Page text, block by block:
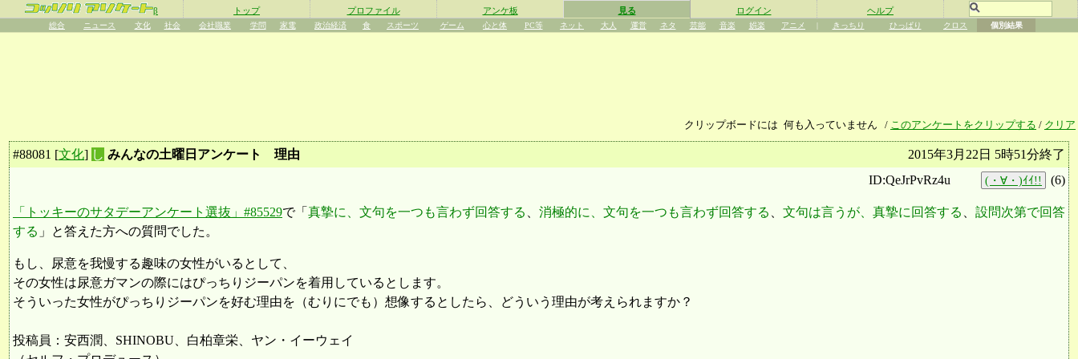
β トップ プロファイル アンケ板 見る ログイン ヘルプ
総合 ニュース 文化 社会 会社職業 学問 家電 政治経済 食 スポーツ ゲーム 心と体 PC等 ネット 大人 運営 ネタ 芸能 音楽 娯楽 アニメ | きっちり ひっぱり クロス 個別結果
クリップボードには 何も入っていません / このアンケートをクリップする / クリア
2015年3月22日 5時51分終了
#88081 [文化] し みんなの土曜日アンケート 理由
ID:QeJrPvRz4u
(・∀・)ｲｲ!! (6)
「トッキーのサタデーアンケート選抜」#85529で「 真摯に、文句を一つも言わず回答する 消極的に、文句を一つも言わず回答する 文句は言うが、真摯に回答する
設問次第で回答
する 」と答えた方への質問でした。
もし、尿意を我慢する趣味の女性がいるとして、
その女性は尿意ガマンの際にはぴっちりジーパンを着用しているとします。
そういった女性がぴっちりジーパンを好む理由を（むりにでも）想像するとしたら、どういう理由が考えられますか？
投稿員：安西潤、SHINOBU、白柏章栄、ヤン・イーウェイ